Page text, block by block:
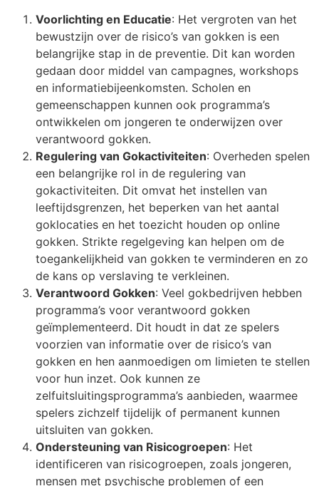
Voorlichting en Educatie: Het vergroten van het
bewustzijn over de risico’s van gokken is een
belangrijke stap in de preventie. Dit kan worden
gedaan door middel van campagnes, workshops
en informatiebijeenkomsten. Scholen en
gemeenschappen kunnen ook programma’s
ontwikkelen om jongeren te onderwijzen over
verantwoord gokken.
Regulering van Gokactiviteiten: Overheden spelen
een belangrijke rol in de regulering van
gokactiviteiten. Dit omvat het instellen van
leeftijdsgrenzen, het beperken van het aantal
goklocaties en het toezicht houden op online
gokken. Strikte regelgeving kan helpen om de
toegankelijkheid van gokken te verminderen en zo
de kans op verslaving te verkleinen.
Verantwoord Gokken: Veel gokbedrijven hebben
programma’s voor verantwoord gokken
geïmplementeerd. Dit houdt in dat ze spelers
voorzien van informatie over de risico’s van
gokken en hen aanmoedigen om limieten te stellen
voor hun inzet. Ook kunnen ze
zelfuitsluitingsprogramma’s aanbieden, waarmee
spelers zichzelf tijdelijk of permanent kunnen
uitsluiten van gokken.
Ondersteuning van Risicogroepen: Het
identificeren van risicogroepen, zoals jongeren,
mensen met psychische problemen of een